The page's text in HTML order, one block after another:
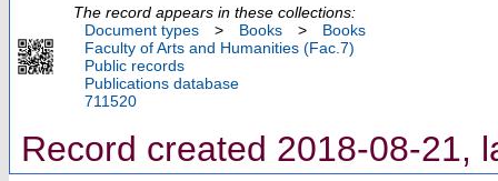
The record appears in these collections:
Document types
> Books >
Books
Faculty of Arts and Humanities (Fac.7)
Public records
Publications database
711520
Record created 2018-08-21,